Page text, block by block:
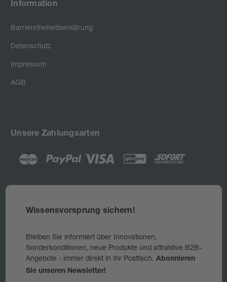
Information
Barrierefreiheitserklärung
Datenschutz
Impressum
AGB
Unsere Zahlungsarten
Wissensvorsprung sichern!
Bleiben Sie informiert über Innovationen,
Sonderkonditionen, neue Produkte und attraktive B2B-
Angebote - immer direkt in Ihr Postfach. Abonnieren
Sie unseren Newsletter!